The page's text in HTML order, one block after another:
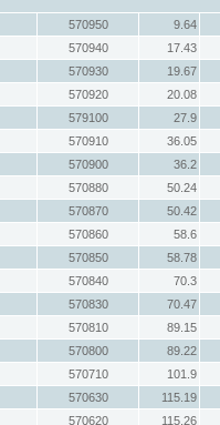
570950
9.64
570940
17.43
570930
19.67
570920
20.08
579100
27.9
570910
36.05
570900
36.2
570880
50.24
570870
50.42
570860
58.6
570850
58.78
570840
70.3
570830
70.47
570810
89.15
570800
89.22
570710
101.9
570630
115.19
570620 115.26